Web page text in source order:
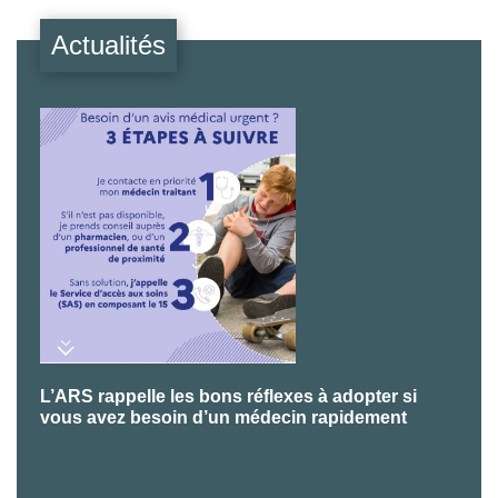
Actualités
L’ARS rappelle les bons réflexes à adopter si
vous avez besoin d’un médecin rapidement